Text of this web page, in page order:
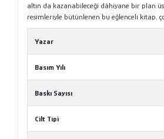
altın da kazanabileceği dâhiyane bir plan
resimleriyle bütünlenen bu eğlenceli kitap,
Yazar
Basım Yılı
Baskı Sayısı
Cilt Tipi